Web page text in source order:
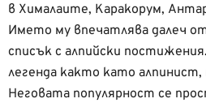
в Хималаите, Каракорум,
Името му впечатлява далеч
списък с алпийски
легенда както като
Неговата популярност се